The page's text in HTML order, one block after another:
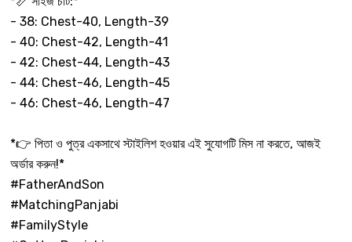
- 38: Chest-40, Length-39
- 40: Chest-42, Length-41
- 42: Chest-44, Length-43
- 44: Chest-46, Length-45
- 46: Chest-46, Length-47
*👉 পিতা ও পুত্র একসাথে স্টাইলিশ হওয়ার এই সুযোগটি মিস না করতে, আজই
অর্ডার করুন!*
#FatherAndSon
#MatchingPanjabi
#FamilyStyle